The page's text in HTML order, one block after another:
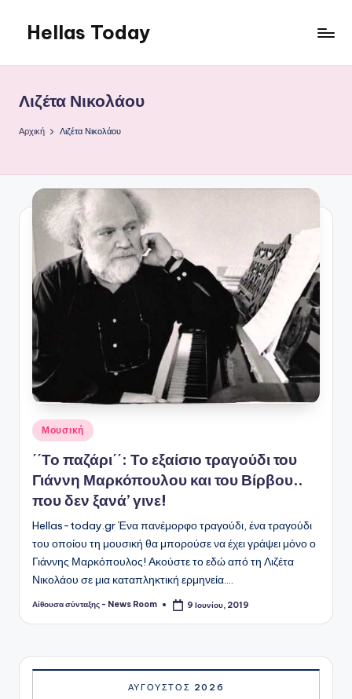
Μετάβαση
περιεχόμενο
Hellas Today
Λιζέτα Νικολάου
Αρχική Λιζέτα Νικολάου
Αναρτήθηκε
σε
Μουσική
΄΄Το παζάρι΄΄: Το εξαίσιο τραγούδι του
Γιάννη Μαρκόπουλου και του Βίρβου..
που δεν ξανά’ γινε!
Hellas-today.gr Ένα πανέμορφο τραγούδι, ένα τραγούδι
του οποίου τη μουσική θα μπορούσε να έχει γράψει μόνο ο
Γιάννης Μαρκόπουλος! Ακούστε το εδώ από τη Λιζέτα
Νικολάου σε μια καταπληκτική ερμηνεία.…
Συγγραφέας:
Αίθουσα σύνταξης - News Room 9 Ιουνίου, 2019
ΑΎΓΟΥΣΤΟΣ 2026